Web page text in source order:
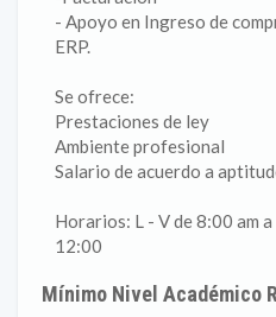
- Apoyo en Ingreso de
ERP.
Se ofrece:
Prestaciones de ley
Ambiente profesional
Salario de acuerdo a
Horarios: L - V de 8:00 am
12:00
Mínimo Nivel Académico